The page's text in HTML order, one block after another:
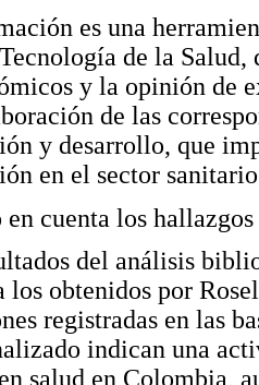
es una
de la Salud,
y la opinión de
de las
y desarrollo, que
en el sector
en cuenta los
del análisis
los obtenidos por
registradas en las
indican una
salud en Colombia,